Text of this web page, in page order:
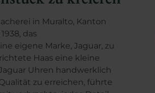
in Muralto, Kanton
das
eigene Marke, Jaguar, zu
Haas eine kleine
Uhren handwerklich
zu erreichen, führte